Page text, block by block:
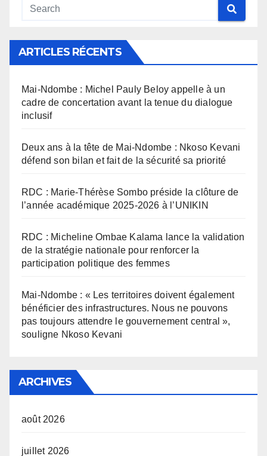
ARTICLES RÉCENTS
Mai-Ndombe : Michel Pauly Beloy appelle à un
cadre de concertation avant la tenue du dialogue
inclusif
Deux ans à la tête de Mai-Ndombe : Nkoso Kevani
défend son bilan et fait de la sécurité sa priorité
RDC : Marie-Thérèse Sombo préside la clôture de
l’année académique 2025-2026 à l’UNIKIN
RDC : Micheline Ombae Kalama lance la validation
de la stratégie nationale pour renforcer la
participation politique des femmes
Mai-Ndombe : « Les territoires doivent également
bénéficier des infrastructures. Nous ne pouvons
pas toujours attendre le gouvernement central »,
souligne Nkoso Kevani
ARCHIVES
août 2026
juillet 2026